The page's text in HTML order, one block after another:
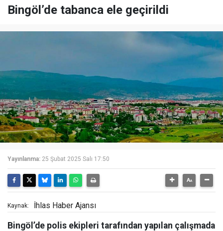
Bingöl’de tabanca ele geçirildi
Yayınlanma: 25 Şubat 2025 Salı 17:50
Kaynak: İhlas Haber Ajansı
Bingöl’de polis ekipleri tarafından yapılan çalışmada